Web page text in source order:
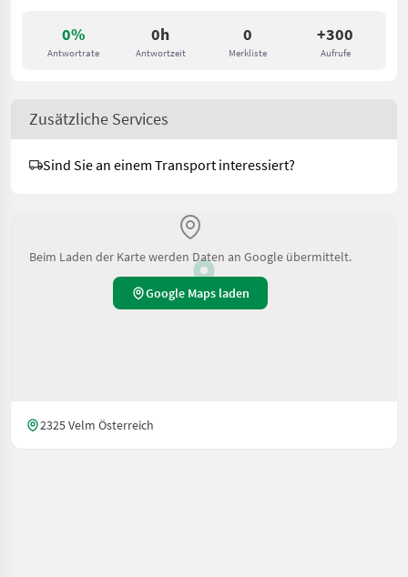
0%
Antwortrate
0h
Antwortzeit
0
Merkliste
+300
Aufrufe
Zusätzliche Services
Sind Sie an einem Transport interessiert?
Beim Laden der Karte werden Daten an Google übermittelt.
Google Maps laden
2325 Velm Österreich